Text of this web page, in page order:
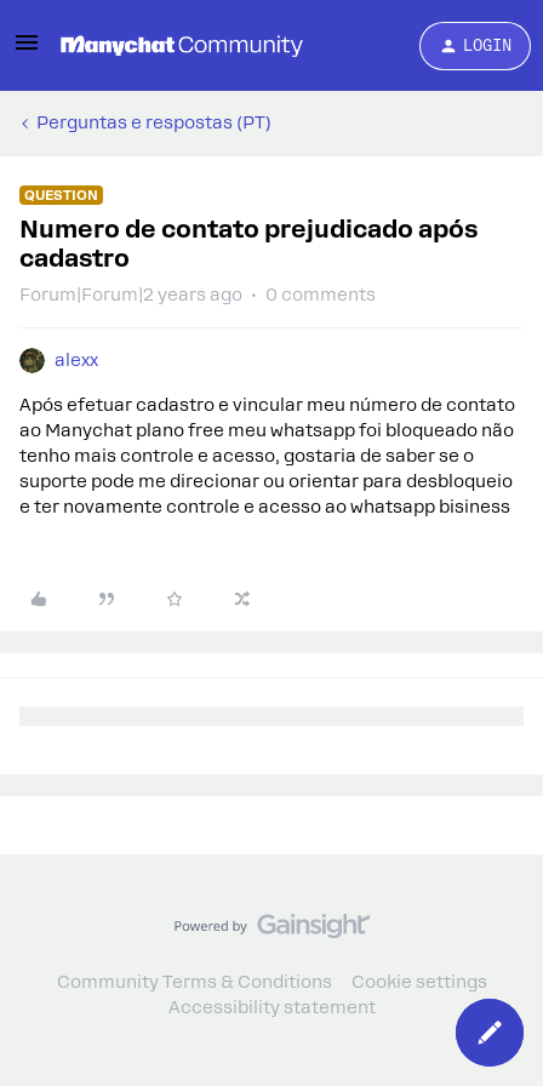
LOGIN
Perguntas e respostas (PT)
QUESTION
Numero de contato prejudicado após
cadastro
Forum|Forum|2 years ago 0 comments
alexx
Após efetuar cadastro e vincular meu número de contato
ao Manychat plano free meu whatsapp foi bloqueado não
tenho mais controle e acesso, gostaria de saber se o
suporte pode me direcionar ou orientar para desbloqueio
e ter novamente controle e acesso ao whatsapp bisiness
Community Terms & Conditions
Cookie settings
Accessibility statement